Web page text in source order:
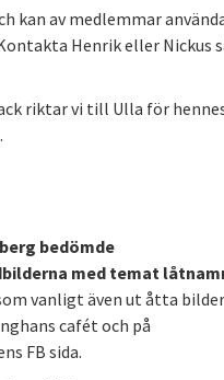
kan av medlemmar
Henrik eller Nickus
riktar vi till Ulla för
bedömde
med temat
vanligt även ut åtta
cafét och på
FB sida.